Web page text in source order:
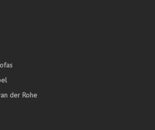
der Rohe